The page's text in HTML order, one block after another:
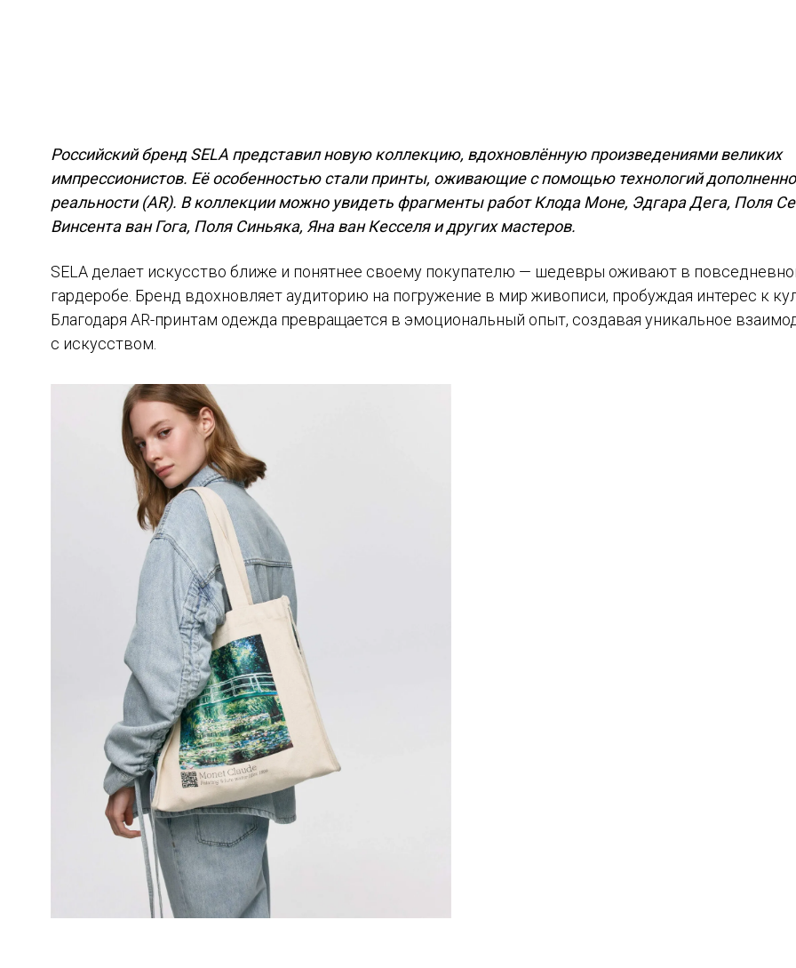
Российский бренд SELA представил новую коллекцию, вдохновлённую произведениями великих
импрессионистов. Её особенностью стали принты, оживающие с помощью технологий
реальности (AR). В коллекции можно увидеть фрагменты работ Клода Моне, Эдгара Дега, Поля
Винсента ван Гога, Поля Синьяка, Яна ван Кесселя и других мастеров.
SELA делает искусство ближе и понятнее своему покупателю — шедевры оживают в
гардеробе. Бренд вдохновляет аудиторию на погружение в мир живописи, пробуждая интерес к
Благодаря AR-принтам одежда превращается в эмоциональный опыт, создавая уникальное
с искусством.